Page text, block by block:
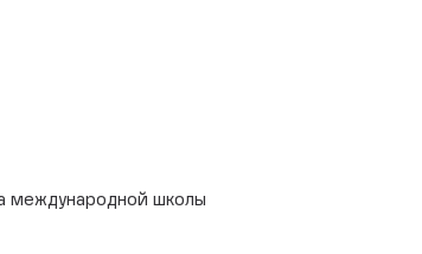
международной школы